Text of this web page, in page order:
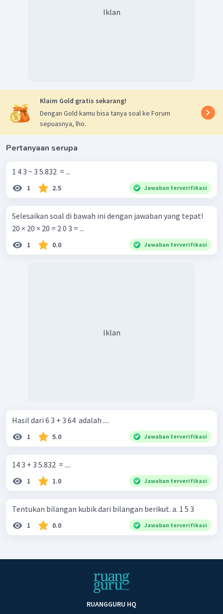
Iklan
Klaim Gold gratis sekarang!
Dengan Gold kamu bisa tanya soal ke Forum
sepuasnya, lho.
Pertanyaan serupa
1 4 3 − 3 5.832 ​ = ...
1 2.5 Jawaban terverifikasi
Selesaikan soal di bawah ini dengan jawaban yang tepat!
20 × 20 × 20 = 2 0 3 = ...
1 0.0 Jawaban terverifikasi
Iklan
Hasil dari 6 3 + 3 64 ​ adalah ....
1 5.0 Jawaban terverifikasi
14 3 + 3 5.832 ​ = ....
1 1.0 Jawaban terverifikasi
Tentukan bilangan kubik dari bilangan berikut. a. 1 5 3
1 0.0 Jawaban terverifikasi
RUANGGURU HQ